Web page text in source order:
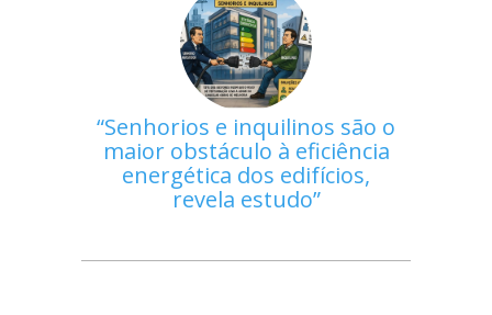
Senhorios e inquilinos são o
maior obstáculo à eficiência
energética dos edifícios,
revela estudo